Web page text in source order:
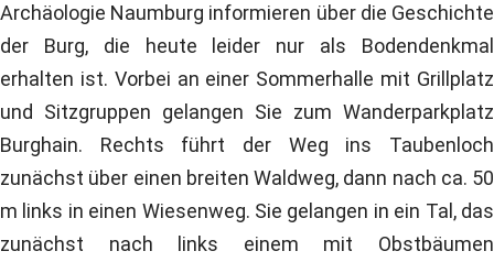
Archäologie Naumburg informieren über die Geschichte
der Burg, die heute leider nur als Bodendenkmal
erhalten ist. Vorbei an einer Sommerhalle mit Grillplatz
und Sitzgruppen gelangen Sie zum Wanderparkplatz
Burghain. Rechts führt der Weg ins Taubenloch
zunächst über einen breiten Waldweg, dann nach ca. 50
m links in einen Wiesenweg. Sie gelangen in ein Tal, das
zunächst nach links einem mit Obstbäumen